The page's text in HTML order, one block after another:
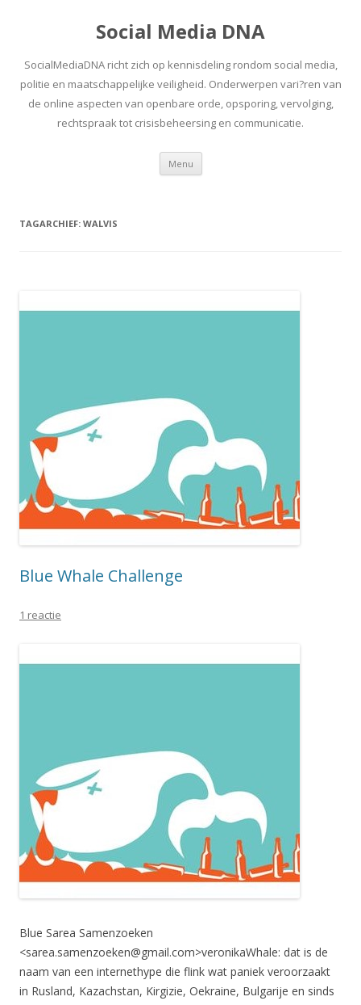
Social Media DNA
SocialMediaDNA richt zich op kennisdeling rondom social media,
politie en maatschappelijke veiligheid. Onderwerpen vari?ren van
de online aspecten van openbare orde, opsporing, vervolging,
rechtspraak tot crisisbeheersing en communicatie.
Menu Spring
inhoud
TAGARCHIEF: WALVIS
Blue Whale Challenge
1 reactie
Blue Sarea Samenzoeken
<sarea.samenzoeken@gmail.com>veronikaWhale: dat is de
naam van een internethype die flink wat paniek veroorzaakt
in Rusland, Kazachstan, Kirgizie, Oekraine, Bulgarije en sinds